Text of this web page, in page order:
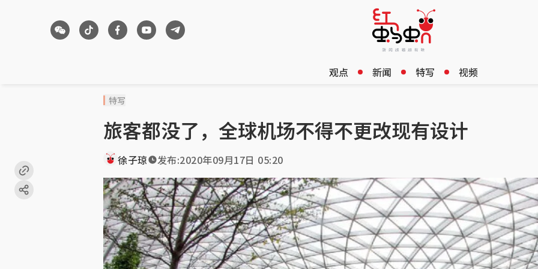
观点 新闻 特写 视频
特写
旅客都没了，全球机场不得不更改现有设计
徐子琼 发布:2020年09月17日 05:20